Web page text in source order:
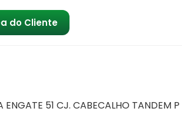
do Cliente
ENGATE 51 CJ. CABECALHO TANDEM P